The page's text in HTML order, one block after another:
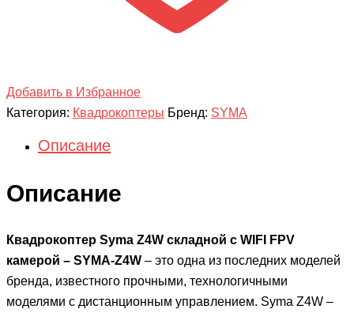
Добавить в Избранное
Категория: Квадрокоптеры Бренд: SYMA
Описание
Описание
Квадрокоптер Syma Z4W складной с WIFI FPV
камерой – SYMA-Z4W – это одна из последних моделей
бренда, известного прочными, технологичными
моделями с дистанционным управлением. Syma Z4W –